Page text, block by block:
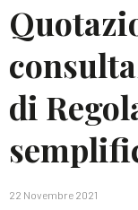
di
22 Novembre 2021